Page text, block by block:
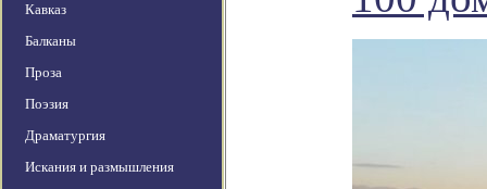
Кавказ
Балканы
Проза
Поэзия
Драматургия
Искания и размышления